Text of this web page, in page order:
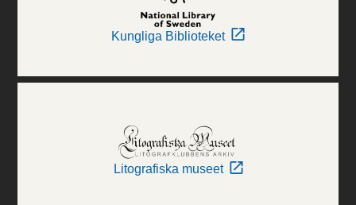
Kungliga Biblioteket
Litografiska museet